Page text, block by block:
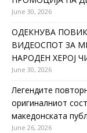
June 30, 2026
ОДЕКНУВА
ВИДЕОСПОТ ЗА
НАРОДЕН ХЕРОЈ
June 30, 2026
Легендите
оригиналниот
македонската
June 26, 2026